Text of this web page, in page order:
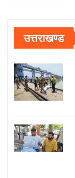
उत्तराखण्ड